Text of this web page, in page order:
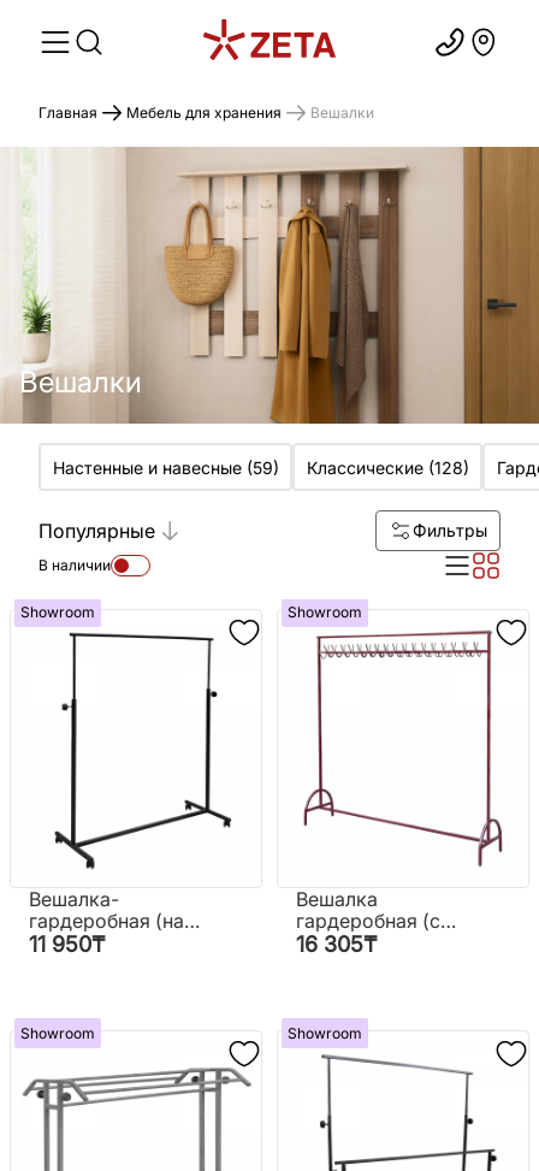
Главная Мебель для хранения Вешалки
Вешалки
Настенные и навесные(59) Классические(128)
Популярные Фильтры
В наличии
Showroom
Вешалка-
гардеробная (на
колесах)
11 950₸
Showroom
Вешалка
гардеробная (с
крючками)
16 305₸
Showroom Showroom